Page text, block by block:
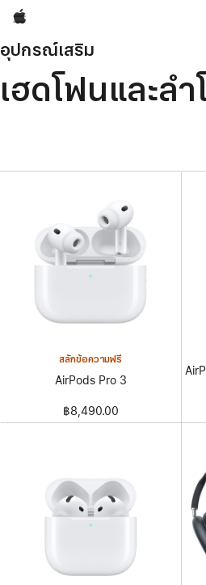
Apple
อุปกรณ์เสริม
เฮดโฟนและล
สลักข้อความฟรี
AirPods Pro 3
฿8,490.00